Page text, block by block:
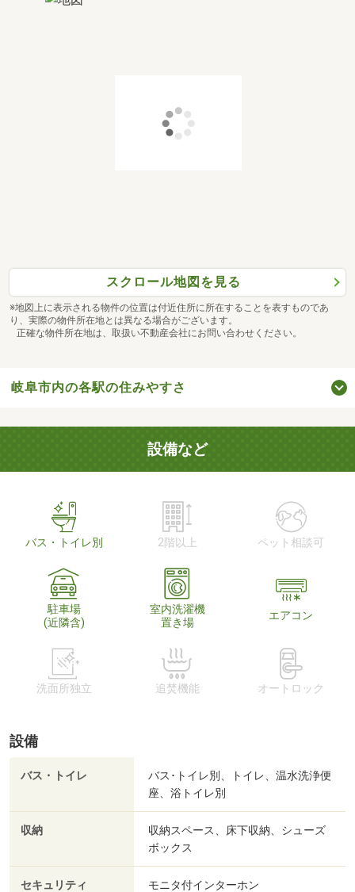
スクロール地図を見る
※地図上に表示される物件の位置は付近住所に所在することを表すものであ
り、実際の物件所在地とは異なる場合がございます。
正確な物件所在地は、取扱い不動産会社にお問い合わせください。
岐阜市内の各駅の住みやすさ
設備など
バス・トイレ別 2階以上 ペット相談可
駐車場
(近隣含)
室内洗濯機
置き場
エアコン
洗面所独立 追焚機能 オートロック
設備
バス・トイレ
バス･トイレ別、トイレ、温水洗浄便
座、浴トイレ別
収納
収納スペース、床下収納、シューズ
ボックス
セキュリティ モニタ付インターホン